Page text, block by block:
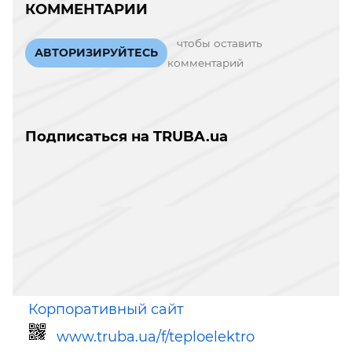
КОММЕНТАРИИ
АВТОРИЗИРУЙТЕСЬ
чтобы оставить
комментарий
Подписаться на TRUBA.ua
Корпоративный сайт
www.truba.ua/f/teploelektro